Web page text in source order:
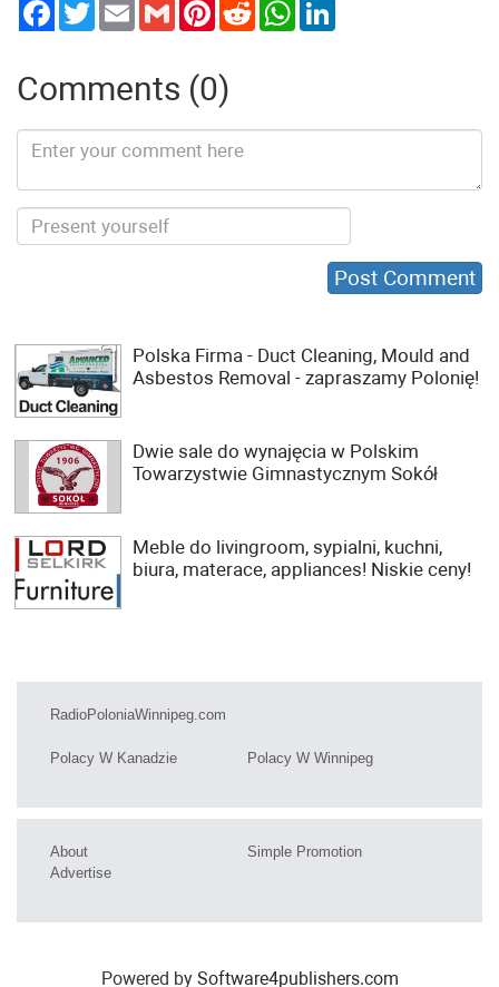
TwitterEmail Gmail PinterestReddit WhatsApp
Comments (0)
Polska Firma - Duct Cleaning, Mould and
Asbestos Removal - zapraszamy Polonię!
Dwie sale do wynajęcia w Polskim
Towarzystwie Gimnastycznym Sokół
Meble do livingroom, sypialni, kuchni,
biura, materace, appliances! Niskie ceny!
RadioPoloniaWinnipeg.com
Polacy W Kanadzie Polacy W Winnipeg
About
Advertise
Simple Promotion
Powered by Software4publishers.com